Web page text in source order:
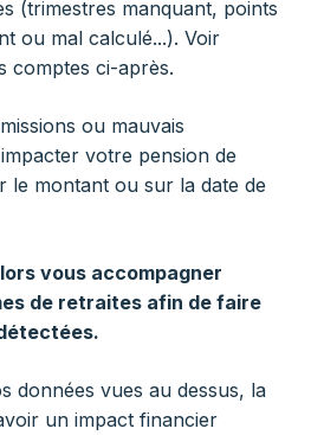
(trimestres manquant, points
ou mal calculé...). Voir
comptes ci-après.
ou mauvais
votre pension de
le montant ou sur la date de
vous accompagner
de retraites afin de faire
données vues au dessus, la
un impact financier